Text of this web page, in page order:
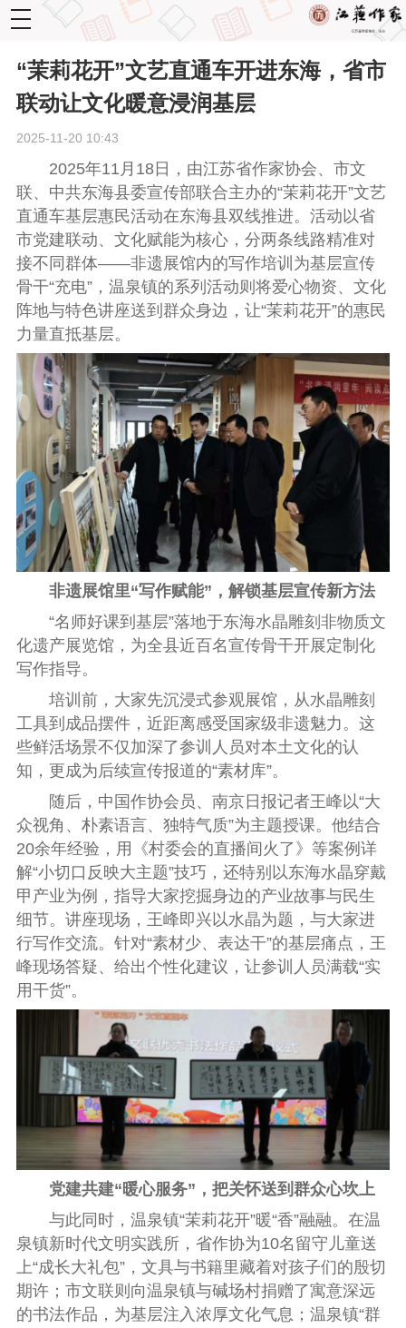
toggle
navigation
“茉莉花开”文艺直通车开进东海，省市
联动让文化暖意浸润基层
2025-11-20 10:43
2025年11月18日，由江苏省作家协会、市文
联、中共东海县委宣传部联合主办的“茉莉花开”文艺
直通车基层惠民活动在东海县双线推进。活动以省
市党建联动、文化赋能为核心，分两条线路精准对
接不同群体——非遗展馆内的写作培训为基层宣传
骨干“充电”，温泉镇的系列活动则将爱心物资、文化
阵地与特色讲座送到群众身边，让“茉莉花开”的惠民
力量直抵基层。
非遗展馆里“写作赋能”，解锁基层宣传新方法
“名师好课到基层”落地于东海水晶雕刻非物质文
化遗产展览馆，为全县近百名宣传骨干开展定制化
写作指导。
培训前，大家先沉浸式参观展馆，从水晶雕刻
工具到成品摆件，近距离感受国家级非遗魅力。这
些鲜活场景不仅加深了参训人员对本土文化的认
知，更成为后续宣传报道的“素材库”。
随后，中国作协会员、南京日报记者王峰以“大
众视角、朴素语言、独特气质”为主题授课。他结合
20余年经验，用《村委会的直播间火了》等案例详
解“小切口反映大主题”技巧，还特别以东海水晶穿戴
甲产业为例，指导大家挖掘身边的产业故事与民生
细节。讲座现场，王峰即兴以水晶为题，与大家进
行写作交流。针对“素材少、表达干”的基层痛点，王
峰现场答疑、给出个性化建议，让参训人员满载“实
用干货”。
党建共建“暖心服务”，把关怀送到群众心坎上
与此同时，温泉镇“茉莉花开”暖“香”融融。在温
泉镇新时代文明实践所，省作协为10名留守儿童送
上“成长大礼包”，文具与书籍里藏着对孩子们的殷切
期许；市文联则向温泉镇与碱场村捐赠了寓意深远
的书法作品，为基层注入浓厚文化气息；温泉镇“群